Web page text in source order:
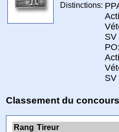
Distinctions:
SV
PO:
SV
Classement du
Rang Tireur